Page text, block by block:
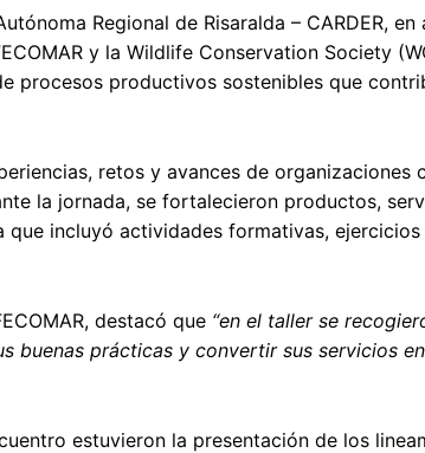
Regional de Risaralda – CARDER,
y la Wildlife Conservation Society
procesos productivos sostenibles que
retos y avances de organizaciones
la jornada, se fortalecieron productos,
incluyó actividades formativas,
destacó que “en el taller se
buenas prácticas y convertir sus servicios
estuvieron la presentación de los